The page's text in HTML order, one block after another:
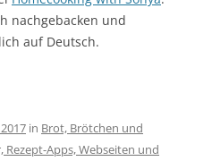
nachgebacken und
auf Deutsch.
in Brot, Brötchen und
Rezept-Apps, Webseiten und